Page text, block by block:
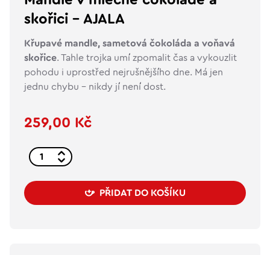
skořici – AJALA
Křupavé mandle, sametová čokoláda a voňavá
skořice. Tahle trojka umí zpomalit čas a vykouzlit
pohodu i uprostřed nejrušnějšího dne. Má jen
jednu chybu - nikdy jí není dost.
259,00 Kč
PŘIDAT DO KOŠÍKU